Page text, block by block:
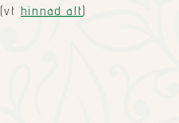
hinnad alt)